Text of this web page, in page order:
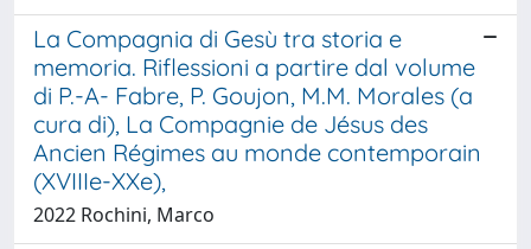
La Compagnia di Gesù tra storia e
memoria. Riflessioni a partire dal volume
di P.-A- Fabre, P. Goujon, M.M. Morales (a
cura di), La Compagnie de Jésus des
Ancien Régimes au monde contemporain
(XVIIIe-XXe),
2022 Rochini, Marco